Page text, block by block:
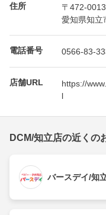
住所
〒472-0013
愛知県知立
電話番号 0566-83-
店舗URL
https://
l
DCM/知立店の近くの
バースデイ/知